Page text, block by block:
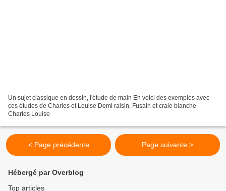
Un sujet classique en dessin, l'étude de main En voici des exemples avec
ces études de Charles et Louise Demi raisin, Fusain et craie blanche
Charles Louise
< Page précédente Page suivante >
Hébergé par Overblog
Top articles